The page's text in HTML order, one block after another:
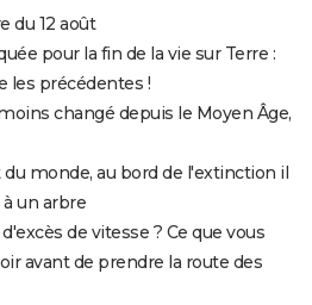
du 12 août
pour la fin de la vie sur Terre :
les précédentes !
changé depuis le Moyen Âge,
monde, au bord de l'extinction il
à un arbre
de vitesse ? Ce que vous
avant de prendre la route des